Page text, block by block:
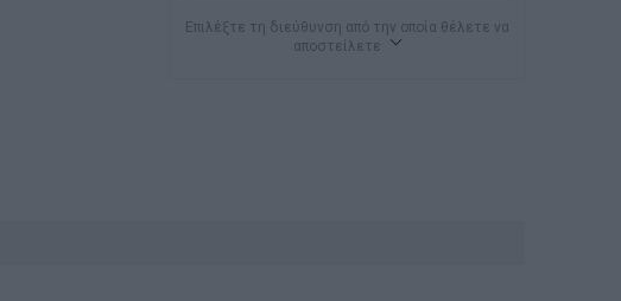
Επιλέξτε τη διεύθυνση από την οποία θέλετε να
αποστείλετε